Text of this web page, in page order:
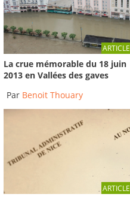
ARTICLE
La crue mémorable du 18 juin
2013 en Vallées des gaves
Par Benoit Thouary
ARTICLE